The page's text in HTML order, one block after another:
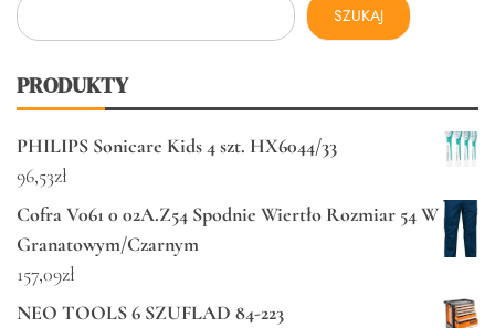
SZUKAJ
PRODUKTY
PHILIPS Sonicare Kids 4 szt. HX6044/33
96,53zł
Cofra V061 0 02A.Z54 Spodnie Wiertło Rozmiar 54 W
Granatowym/Czarnym
157,09zł
NEO TOOLS 6 SZUFLAD 84-223